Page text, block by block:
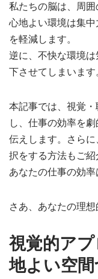
私たちの脳は、周囲
心地よい環境は集
を軽減します。
逆に、不快な環境
下させてしまいます
本記事では、視覚
し、仕事の効率を
伝えします。さら
択をする方法もご紹
あなたの仕事の効率
さあ、あなたの理
視覚的ア
地よい空間